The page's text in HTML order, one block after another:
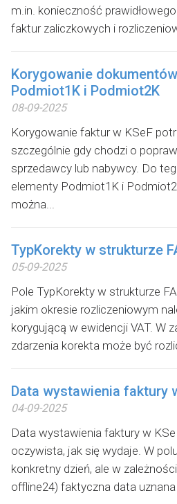
m.in. konieczność
faktur zaliczkowych i
Korygowanie
Podmiot1K i Podmiot2K
08-09-2025
Korygowanie faktur w KSeF
szczególnie gdy chodzi o
sprzedawcy lub nabywcy. Do
elementy Podmiot1K i
można...
TypKorekty w strukturze
05-09-2025
Pole TypKorekty w strukturze
jakim okresie rozliczeniowym
korygującą w ewidencji VAT. W
zdarzenia korekta może być
Data wystawienia faktury
04-09-2025
Data wystawienia faktury w
oczywista, jak się wydaje. W
konkretny dzień, ale w
offline24) faktyczna data uznana